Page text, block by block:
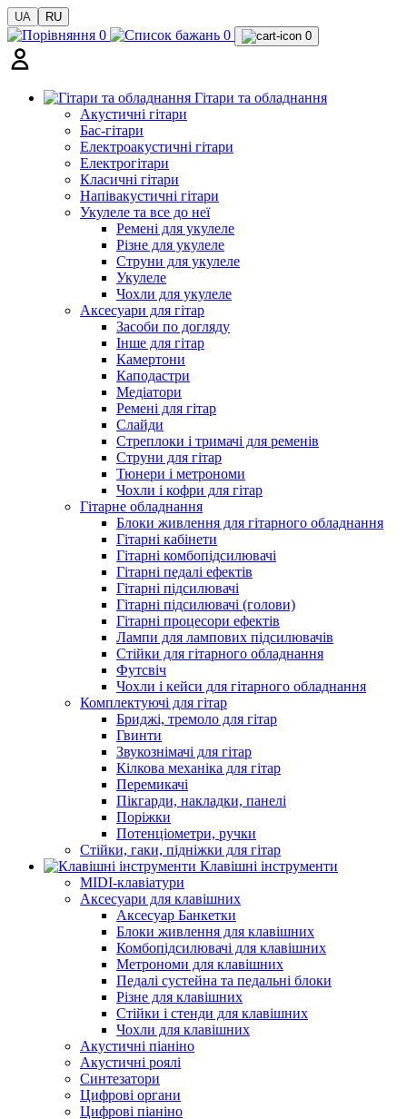
UA RU
0 0 0
Гітари та обладнання
Акустичні гітари
Бас-гітари
Електроакустичні гітари
Електрогітари
Класичні гітари
Напівакустичні гітари
Укулеле та все до неї
Ремені для укулеле
Різне для укулеле
Струни для укулеле
Укулеле
Чохли для укулеле
Аксесуари для гітар
Засоби по догляду
Інше для гітар
Камертони
Каподастри
Медіатори
Ремені для гітар
Слайди
Стреплоки і тримачі для ременів
Струни для гітар
Тюнери і метрономи
Чохли і кофри для гітар
Гітарне обладнання
Блоки живлення для гітарного обладнання
Гітарні кабінети
Гітарні комбопідсилювачі
Гітарні педалі ефектів
Гітарні підсилювачі
Гітарні підсилювачі (голови)
Гітарні процесори ефектів
Лампи для лампових підсилювачів
Стійки для гітарного обладнання
Футсвіч
Чохли і кейси для гітарного обладнання
Комплектуючі для гітар
Бриджі, тремоло для гітар
Гвинти
Звукознімачі для гітар
Кілкова механіка для гітар
Перемикачі
Пікгарди, накладки, панелі
Поріжки
Потенціометри, ручки
Стійки, гаки, підніжки для гітар
Клавішні інструменти
MIDI-клавіатури
Аксесуари для клавішних
Аксесуар Банкетки
Блоки живлення для клавішних
Комбопідсилювачі для клавішних
Метрономи для клавішних
Педалі сустейна та педальні блоки
Різне для клавішних
Стійки і стенди для клавішних
Чохли для клавішних
Акустичні піаніно
Акустичні роялі
Синтезатори
Цифрові органи
Цифрові піаніно